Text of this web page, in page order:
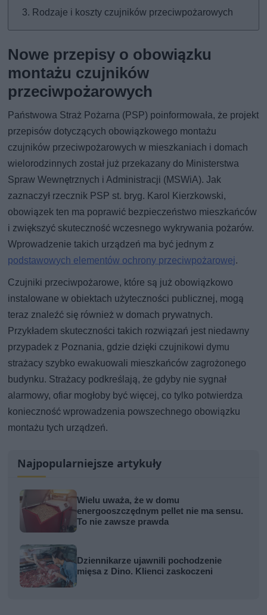
Rodzaje i koszty czujników przeciwpożarowych
Nowe przepisy o obowiązku
montażu czujników
przeciwpożarowych
Państwowa Straż Pożarna (PSP) poinformowała, że projekt
przepisów dotyczących obowiązkowego montażu
czujników przeciwpożarowych w mieszkaniach i domach
wielorodzinnych został już przekazany do Ministerstwa
Spraw Wewnętrznych i Administracji (MSWiA). Jak
zaznaczył rzecznik PSP st. bryg. Karol Kierzkowski,
obowiązek ten ma poprawić bezpieczeństwo mieszkańców
i zwiększyć skuteczność wczesnego wykrywania pożarów.
Wprowadzenie takich urządzeń ma być jednym z
podstawowych elementów ochrony przeciwpożarowej.
Czujniki przeciwpożarowe, które są już obowiązkowo
instalowane w obiektach użyteczności publicznej, mogą
teraz znaleźć się również w domach prywatnych.
Przykładem skuteczności takich rozwiązań jest niedawny
przypadek z Poznania, gdzie dzięki czujnikowi dymu
strażacy szybko ewakuowali mieszkańców zagrożonego
budynku. Strażacy podkreślają, że gdyby nie sygnał
alarmowy, ofiar mogłoby być więcej, co tylko potwierdza
konieczność wprowadzenia powszechnego obowiązku
montażu tych urządzeń.
Najpopularniejsze artykuły
Wielu uważa, że w domu
energooszczędnym pellet nie ma sensu.
To nie zawsze prawda
Dziennikarze ujawnili pochodzenie
mięsa z Dino. Klienci zaskoczeni